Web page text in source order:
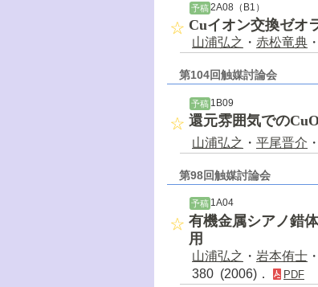
予稿 2A08（B1）
Cuイオン交換ゼオ
山浦弘之 ・ 赤松竜典 ・
第104回触媒討論会
予稿 1B09
還元雰囲気での
山浦弘之 ・ 平尾晋介 ・
第98回触媒討論会
予稿 1A04
有機金属シアノ錯
用
山浦弘之 ・ 岩本侑士 ・
380 (2006)．
PDF